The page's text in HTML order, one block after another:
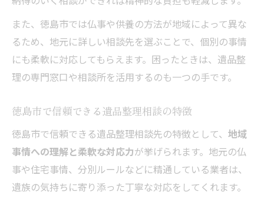
また、徳島市では仏事や供養の方法が地域によって異な
るため、地元に詳しい相談先を選ぶことで、個別の事情
にも柔軟に対応してもらえます。困ったときは、遺品整
理の専門窓口や相談所を活用するのも一つの手です。
徳島市で信頼できる遺品整理相談の特徴
徳島市で信頼できる遺品整理相談先の特徴として、 地域
事情への理解と柔軟な対応力が挙げられます。地元の仏
事や住宅事情、分別ルールなどに精通している業者は、
遺族の気持ちに寄り添った丁寧な対応をしてくれます。